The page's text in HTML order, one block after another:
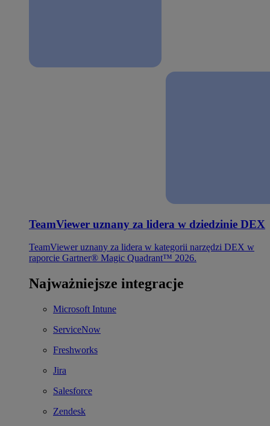
TeamViewer uznany za lidera w dziedzinie DEX
TeamViewer uznany za lidera w kategorii narzędzi DEX w
raporcie Gartner® Magic Quadrant™ 2026.
Najważniejsze integracje
Microsoft Intune
ServiceNow
Freshworks
Jira
Salesforce
Zendesk